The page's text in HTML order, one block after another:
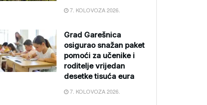
7. KOLOVOZA 2026.
Grad Garešnica
osigurao snažan paket
pomoći za učenike i
roditelje vrijedan
desetke tisuća eura
7. KOLOVOZA 2026.